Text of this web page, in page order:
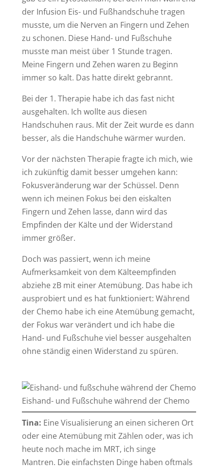
der Infusion Eis- und Fußhandschuhe tragen
musste, um die Nerven an Fingern und Zehen
zu schonen. Diese Hand- und Fußschuhe
musste man meist über 1 Stunde tragen.
Meine Fingern und Zehen waren zu Beginn
immer so kalt. Das hatte direkt gebrannt.
Bei der 1. Therapie habe ich das fast nicht
ausgehalten. Ich wollte aus diesen
Handschuhen raus. Mit der Zeit wurde es dann
besser, als die Handschuhe wärmer wurden.
Vor der nächsten Therapie fragte ich mich, wie
ich zukünftig damit besser umgehen kann:
Fokusveränderung war der Schüssel. Denn
wenn ich meinen Fokus bei den eiskalten
Fingern und Zehen lasse, dann wird das
Empfinden der Kälte und der Widerstand
immer größer.
Doch was passiert, wenn ich meine
Aufmerksamkeit von dem Kälteempfinden
abziehe zB mit einer Atemübung. Das habe ich
ausprobiert und es hat funktioniert: Während
der Chemo habe ich eine Atemübung gemacht,
der Fokus war verändert und ich habe die
Hand- und Fußschuhe viel besser ausgehalten
ohne ständig einen Widerstand zu spüren.
Eishand- und Fußschuhe während der Chemo
Tina: Eine Visualisierung an einen sicheren Ort
oder eine Atemübung mit Zählen oder, was ich
heute noch mache im MRT, ich singe
Mantren. Die einfachsten Dinge haben oftmals